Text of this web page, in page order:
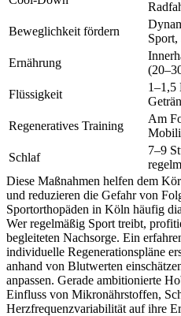
Beweglichkeit fördern
Sport,
Ernährung
Flüssigkeit
1–1,5
Regeneratives Training
Am
Schlaf
7–9
Diese Maßnahmen helfen dem
und reduzieren die Gefahr von
Sportorthopäden in Köln häufig
Wer regelmäßig Sport treibt,
begleiteten Nachsorge. Ein
individuelle Regenerationspläne
anhand von Blutwerten
anpassen. Gerade ambitionierte
Einfluss von Mikronährstoffen,
Herzfrequenzvariabilität auf ihre